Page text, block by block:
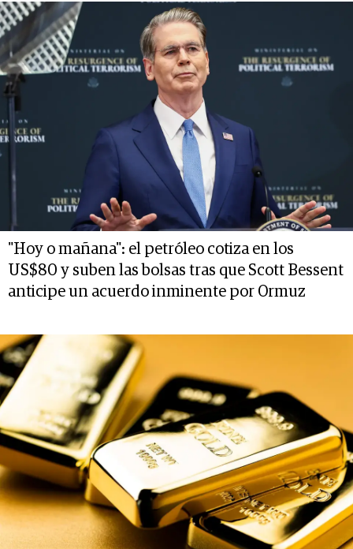
"Hoy o mañana": el petróleo cotiza en los
US$80 y suben las bolsas tras que Scott Bessent
anticipe un acuerdo inminente por Ormuz